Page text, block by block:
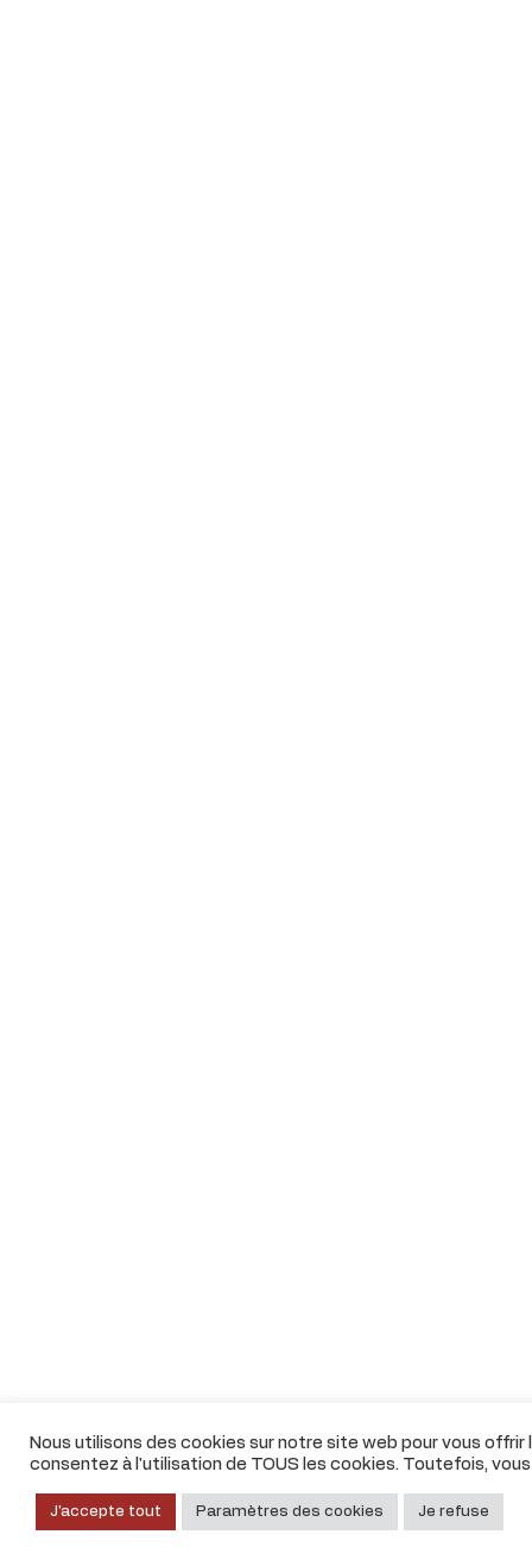
Nous utilisons des cookies sur notre site web pour vous
consentez à l'utilisation de TOUS les cookies. Toutefois,
J'accepte tout Paramètres des cookies Je refuse